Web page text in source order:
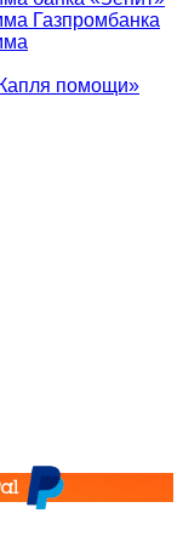
Газпромбанка
помощи»